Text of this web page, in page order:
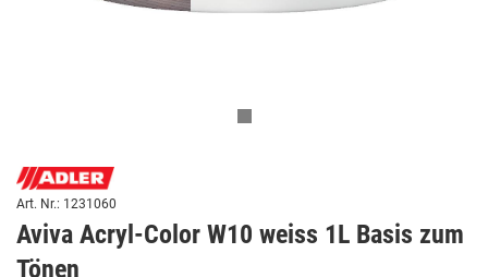
Art. Nr.: 1231060
Aviva Acryl-Color W10 weiss 1L Basis zum
Tönen